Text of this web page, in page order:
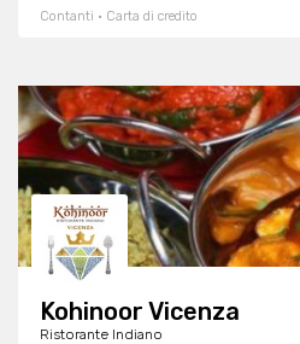
Contanti · Carta di credito
Kohinoor Vicenza
Ristorante Indiano